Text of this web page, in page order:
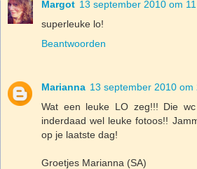
Margot 13 september 2010 om
superleuke lo!
Beantwoorden
Marianna 13 september 2010 om
Wat een leuke LO zeg!!! Die
inderdaad wel leuke fotoos!!
op je laatste dag!
Groetjes Marianna (SA)